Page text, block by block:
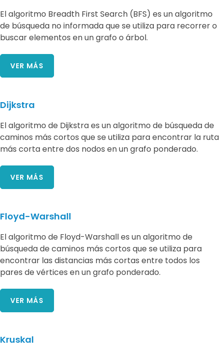
El algoritmo Breadth First Search (BFS) es un algoritmo
de búsqueda no informada que se utiliza para recorrer o
buscar elementos en un grafo o árbol.
VER MÁS
Dijkstra
El algoritmo de Dijkstra es un algoritmo de búsqueda de
caminos más cortos que se utiliza para encontrar la ruta
más corta entre dos nodos en un grafo ponderado.
VER MÁS
Floyd-Warshall
El algoritmo de Floyd-Warshall es un algoritmo de
búsqueda de caminos más cortos que se utiliza para
encontrar las distancias más cortas entre todos los
pares de vértices en un grafo ponderado.
VER MÁS
Kruskal